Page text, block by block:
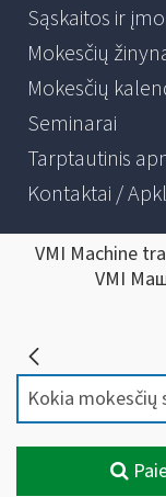
Sąskaitos ir
Mokesčių
Mokesčių
Seminarai
Tarptautinis
Kontaktai /
VMI Machine
VMI